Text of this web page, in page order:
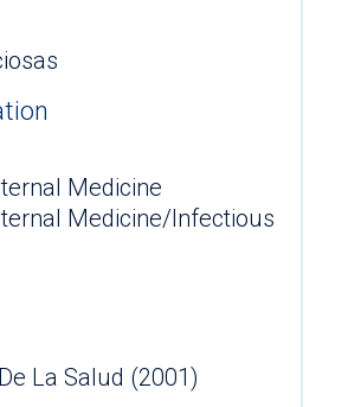
Medicine
Medicine/Infectious
La Salud (2001)